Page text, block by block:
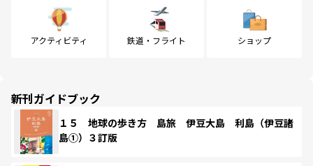
アクティビティ 鉄道・フライト ショップ
新刊ガイドブック
１５ 地球の歩き方 島旅 伊豆大島 利島（伊豆諸
島①）３訂版